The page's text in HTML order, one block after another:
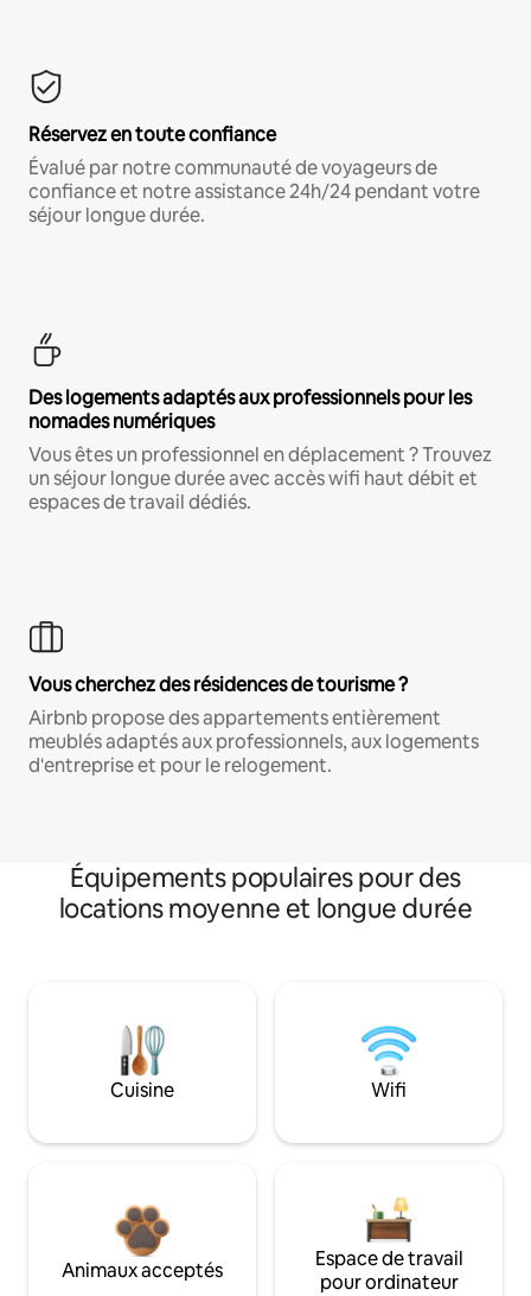
Réservez en toute confiance
Évalué par notre communauté de voyageurs de
confiance et notre assistance 24h/24 pendant votre
séjour longue durée.
Des logements adaptés aux professionnels pour les
nomades numériques
Vous êtes un professionnel en déplacement ? Trouvez
un séjour longue durée avec accès wifi haut débit et
espaces de travail dédiés.
Vous cherchez des résidences de tourisme ?
Airbnb propose des appartements entièrement
meublés adaptés aux professionnels, aux logements
d'entreprise et pour le relogement.
Équipements populaires pour des
locations moyenne et longue durée
Cuisine Wifi
Animaux acceptés
Espace de travail
pour ordinateur